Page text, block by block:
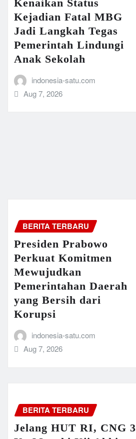
Kenaikan Status
Kejadian Fatal MBG
Jadi Langkah Tegas
Pemerintah Lindungi
Anak Sekolah
indonesia-satu.com
Aug 7, 2026
BERITA TERBARU
Presiden Prabowo
Perkuat Komitmen
Mewujudkan
Pemerintahan Daerah
yang Bersih dari
Korupsi
indonesia-satu.com
Aug 7, 2026
BERITA TERBARU
Jelang HUT RI, CNG 3